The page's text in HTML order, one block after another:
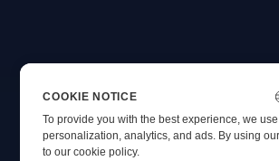
COOKIE NOTICE
To provide you with the best experience, we
personalization, analytics, and ads. By using
toour cookie policy.